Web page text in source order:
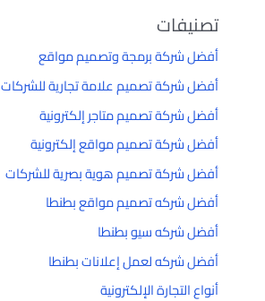
تصنيفات
أفضل شركة برمجة وتصميم مواقع
أفضل شركة تصميم علامة تجارية للشركات
أفضل شركة تصميم متاجر إلكترونية
أفضل شركة تصميم مواقع إلكترونية
أفضل شركة تصميم هوية بصرية للشركات
أفضل شركه تصميم مواقع بطنطا
أفضل شركه سيو بطنطا
أفضل شركه لعمل إعلانات بطنطا
أنواع التجارة الإلكترونية